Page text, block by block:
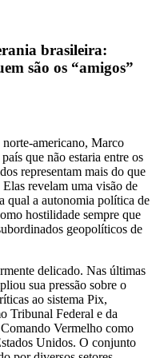
brasileira:
são os “amigos”
norte-americano, Marco
que não estaria entre os
representam mais do que
revelam uma visão de
qual a autonomia política de
hostilidade sempre que
geopolíticos de
delicado. Nas últimas
sua pressão sobre o
ao sistema Pix,
Tribunal Federal e da
Vermelho como
Unidos. O conjunto